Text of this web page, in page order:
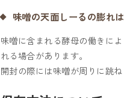
味噌󠄀の天面しーるの膨れ
味噌󠄀に含まれる酵母の働きに
れる場合があります。
開封の際には味噌󠄀が周りに跳